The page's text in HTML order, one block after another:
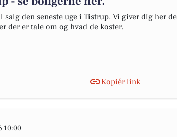
den seneste uge i Tistrup. Vi giver dig her
der er tale om og hvad de koster.
Kopiér link
10:00